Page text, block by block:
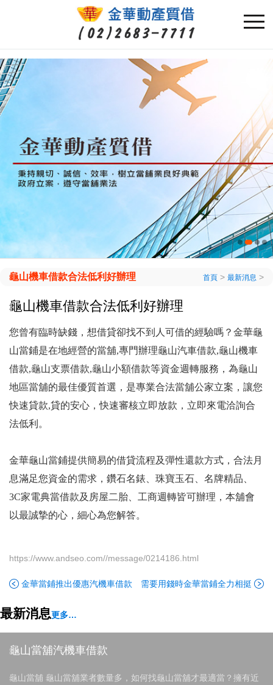
龜山機車借款合法低利好辦理 首頁 > 最新消息 >
龜山機車借款合法低利好辦理
您曾有臨時缺錢，想借貸卻找不到人可借的經驗嗎？金華龜
山當鋪是在地經營的當舖,專門辦理龜山汽車借款,龜山機車
借款,龜山支票借款,龜山小額借款等資金週轉服務，為龜山
地區當舖的最佳優質首選，是專業合法當舖公家立案，讓您
快速貸款,貸的安心，快速審核立即放款，立即來電洽詢合
法低利。
金華龜山當鋪提供簡易的借貸流程及彈性還款方式，合法月
息滿足您資金的需求，鑽石名錶、珠寶玉石、名牌精品、
3C家電典當借款及房屋二胎、工商週轉皆可辦理，本舖會
以最誠摯的心，細心為您解答。
https://www.andseo.com//message/0214186.html
金華當鋪推出優惠汽機車借款 需要用錢時金華當鋪全力相挺
最新消息更多…
龜山當舖汽機車借款
龜山當舖 龜山當舖業者數量多，如何找龜山當舖才最適當？擁有近